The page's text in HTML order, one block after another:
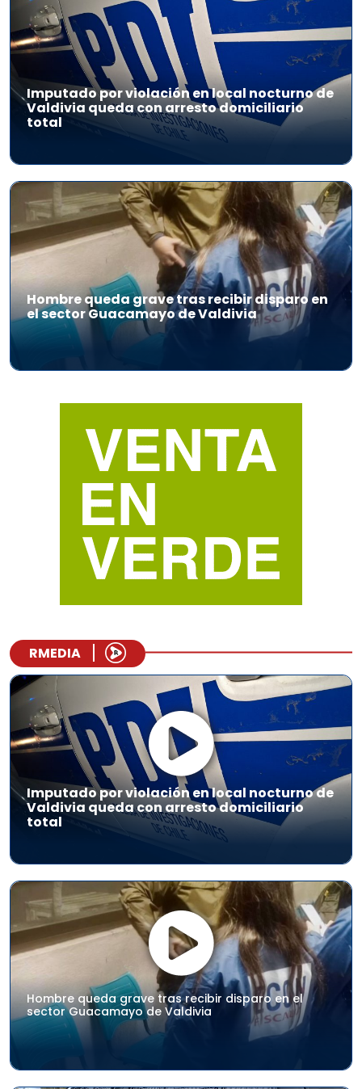
Imputado por violación en local nocturno de
Valdivia queda con arresto domiciliario
total
Hombre queda grave tras recibir disparo en
el sector Guacamayo de Valdivia
RMEDIA
Imputado por violación en local nocturno de
Valdivia queda con arresto domiciliario
total
Hombre queda grave tras recibir disparo en el
sector Guacamayo de Valdivia